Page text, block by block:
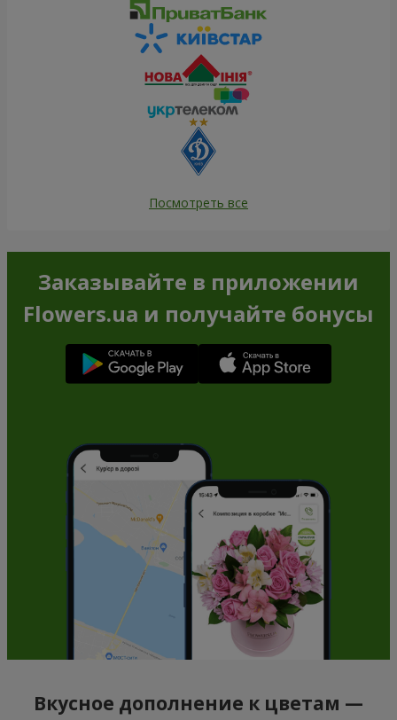
Посмотреть все
Заказывайте в приложении
Flowers.ua и получайте бонусы
Вкусное дополнение к цветам —